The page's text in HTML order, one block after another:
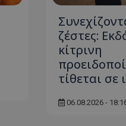
ζέστες:
κίτρινη
τίθεται σε
06.08.2026 -